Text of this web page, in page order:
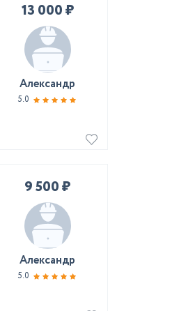
13 000 ₽
Александр
5.0
9 500 ₽
Александр
5.0